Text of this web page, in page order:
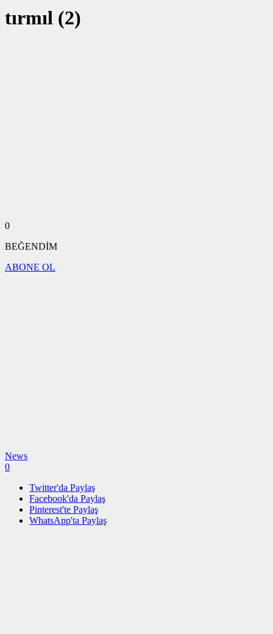
tırmıl (2)
0
BEĞENDİM
ABONE OL
News
0
Twitter'da Paylaş
Facebook'da Paylaş
Pinterest'te Paylaş
WhatsApp'ta Paylaş